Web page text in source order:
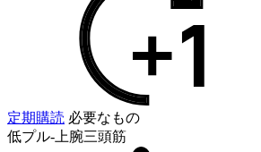
定期購読 必要なもの
低プル-上腕三頭筋